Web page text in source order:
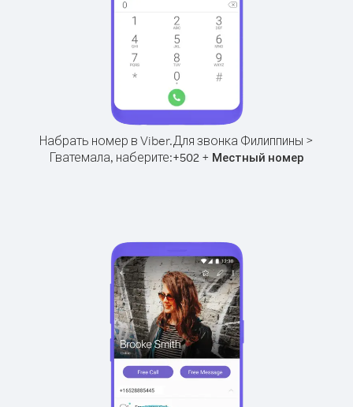
Набрать номер в Viber.Для звонка Филиппины >
Гватемала, наберите:+502+ Местный номер